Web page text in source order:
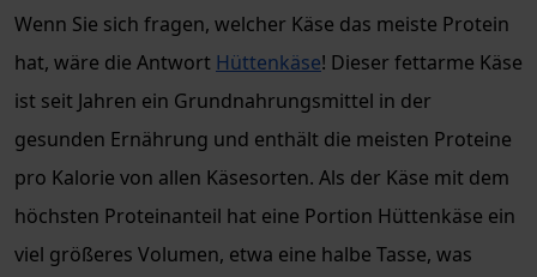
Wenn Sie sich fragen, welcher Käse das meiste Protein
hat, wäre die Antwort Hüttenkäse! Dieser fettarme Käse
ist seit Jahren ein Grundnahrungsmittel in der
gesunden Ernährung und enthält die meisten Proteine
pro Kalorie von allen Käsesorten. Als der Käse mit dem
höchsten Proteinanteil hat eine Portion Hüttenkäse ein
viel größeres Volumen, etwa eine halbe Tasse, was